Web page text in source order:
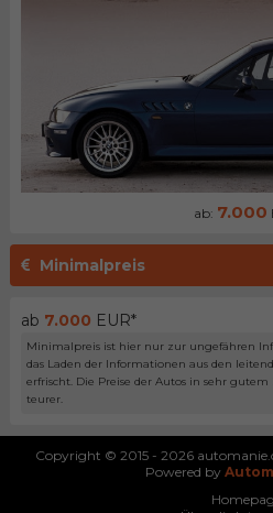
ab: 7.000
Minimalpreis
ab 7.000 EUR*
Minimalpreis ist hier nur zur ungefähren
das Laden der Informationen aus den
erfrischt. Die Preise der Autos in sehr gutem
teurer.
Copyright © 2015 - 2026
Powered by